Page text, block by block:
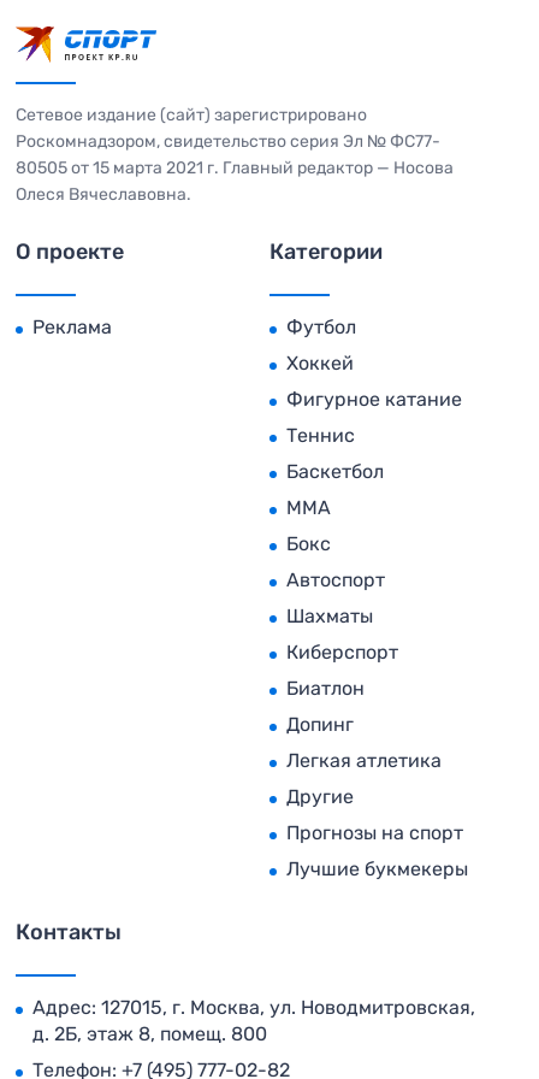
Сетевое издание (сайт) зарегистрировано
Роскомнадзором, свидетельство серия Эл № ФС77-
80505 от 15 марта 2021 г. Главный редактор — Носова
Олеся Вячеславовна.
О проекте
Реклама
Категории
Футбол
Хоккей
Фигурное катание
Теннис
Баскетбол
MMA
Бокс
Автоспорт
Шахматы
Киберспорт
Биатлон
Допинг
Легкая атлетика
Другие
Прогнозы на спорт
Лучшие букмекеры
Контакты
Адрес: 127015, г. Москва, ул. Новодмитровская,
д. 2Б, этаж 8, помещ. 800
Телефон: +7 (495) 777-02-82